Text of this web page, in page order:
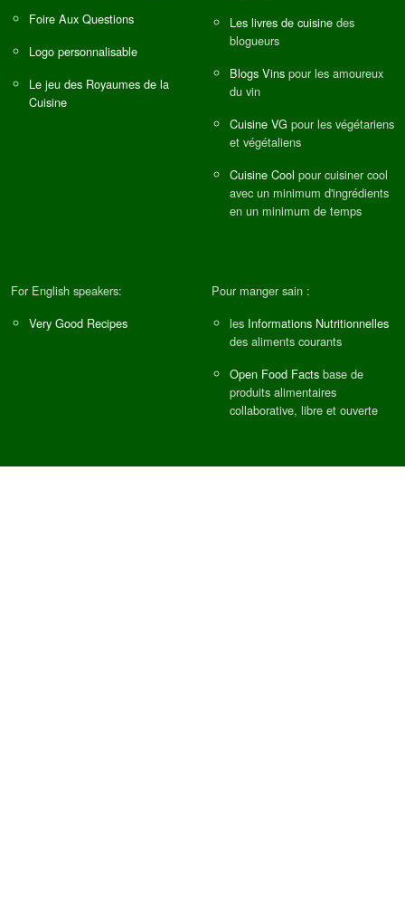
Foire Aux Questions
Logo personnalisable
Le jeu des Royaumes de la
Cuisine
Les livres de cuisine des
blogueurs
Blogs Vins pour les amoureux
du vin
Cuisine VG pour les végétariens
et végétaliens
Cuisine Cool pour cuisiner cool
avec un minimum d'ingrédients
en un minimum de temps
For English speakers:
Very Good Recipes
Pour manger sain :
les Informations Nutritionnelles
des aliments courants
Open Food Facts base de
produits alimentaires
collaborative, libre et ouverte